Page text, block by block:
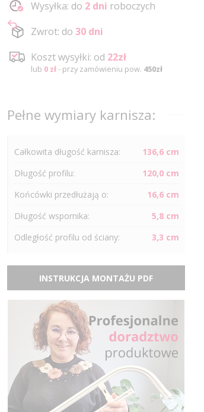
Wysyłka: do 2 dni roboczych
Zwrot: do 30 dni
Koszt wysyłki: od 22zł
lub 0 zł- przy zamówieniu pow. 450zł
Pełne wymiary karnisza:
Całkowita długość karnisza:
136,6 cm
Długość profilu:
120,0 cm
Końcówki przedłużają o:
16,6 cm
Długość wspornika:
5,8 cm
Odległość profilu od ściany: 3,3 cm
INSTRUKCJA MONTAŻU PDF